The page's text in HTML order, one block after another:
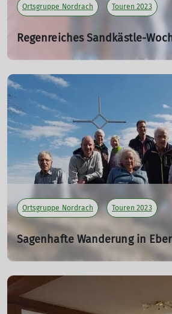
Ortsgruppe Nordrach Touren 2023
Regenreiches Sandkästle-
Am ersten Aprilwochenende ist die
Schwarzwaldhochstraße gestartet.
01.04.2023
mehr erfahren
Ortsgruppe Nordrach Touren 2023
Sagenhafte Wanderung in
19.03.2023
mehr erfahren